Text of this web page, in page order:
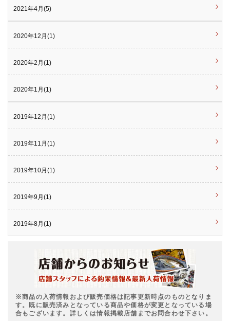
2021年4月(5)
2020年12月(1)
2020年2月(1)
2020年1月(1)
2019年12月(1)
2019年11月(1)
2019年10月(1)
2019年9月(1)
2019年8月(1)
※商品の入荷情報および販売価格は記事更新時点のものとなりま
す。既に販売済みとなっている商品や価格が変更となっている場
合もございます。詳しくは情報掲載店舗までお問合わせ下さい。